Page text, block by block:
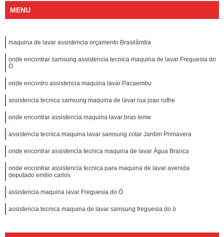
MENU
maquina de lavar assistencia orçamento Brasilândia
onde encontrar samsung assistencia tecnica maquina de lavar Freguesia do
Ó
onde encontro assistencia maquina lavar Pacaembu
assistencia tecnica samsung maquina de lavar rua joao ruthe
onde encontrar assistencia maquina lavar bras leme
assistencia tecnica maquina lavar samsung cotar Jardim Primavera
onde encontrar assistencia tecnica maquina de lavar Água Branca
onde encontrar assistencia tecnica para maquina de lavar avenida
deputado emilio carlos
assistencia maquina lavar Freguesia do Ó
assistencia tecnica maquina de lavar samsung freguesia do ó